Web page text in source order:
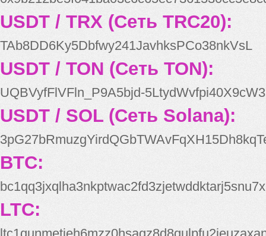
USDT / TRX (Сеть TRC20):
TAb8DD6Ky5Dbfwy241JavhksPCo38nkVsL
USDT / TON (Сеть TON):
UQBVyfFlVFln_P9A5bjd-
USDT / SOL (Сеть Solana):
BTC:
bc1qq3jxqlha3nkptwac2fd3zjetwddktarj5snu7x
LTC: